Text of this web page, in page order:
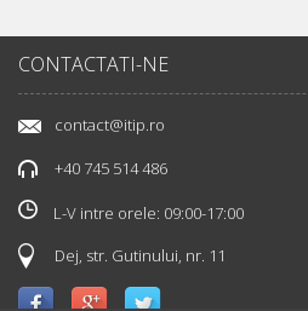
CONTACTATI-NE
contact@itip.ro
+40 745 514 486
L-V intre orele: 09:00-17:00
Dej, str. Gutinului, nr. 11